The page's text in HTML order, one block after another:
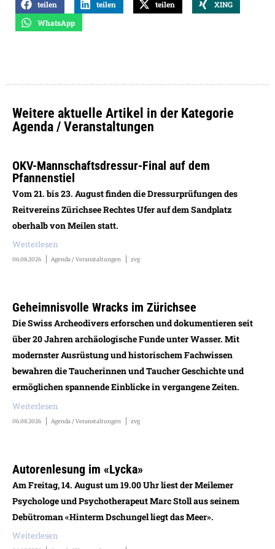
teilen teilen teilen
XING
WhatsApp
Weitere aktuelle Artikel in der Kategorie
Agenda / Veranstaltungen
OKV-Mannschaftsdressur-Final auf dem
Pfannenstiel
Vom 21. bis 23. August finden die Dressurprüfungen des
Reitvereins Zürichsee Rechtes Ufer auf dem Sandplatz
oberhalb von Meilen statt.
Weiterlesen
06.08.2026 Agenda / Veranstaltungen zvg
Geheimnisvolle Wracks im Zürichsee
Die Swiss Archeodivers erforschen und dokumentieren seit
über 20 Jahren archäologische Funde unter Wasser. Mit
modernster Ausrüstung und historischem Fachwissen
bewahren die Taucherinnen und Taucher Geschichte und
ermöglichen spannende Einblicke in vergangene Zeiten.
Weiterlesen
06.08.2026 Agenda / Veranstaltungen zvg
Autorenlesung im «Lycka»
Am Freitag, 14. August um 19.00 Uhr liest der Meilemer
Psychologe und Psychotherapeut Marc Stoll aus seinem
Debütroman «Hinterm Dschungel liegt das Meer».
Weiterlesen